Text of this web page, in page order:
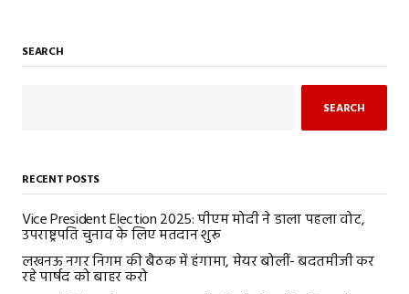
SEARCH
SEARCH
RECENT POSTS
Vice President Election 2025: पीएम मोदी ने डाला पहला वोट,
उपराष्ट्रपति चुनाव के लिए मतदान शुरू
लखनऊ नगर निगम की बैठक में हंगामा, मेयर बोलीं- बदतमीजी कर
रहे पार्षद को बाहर करो